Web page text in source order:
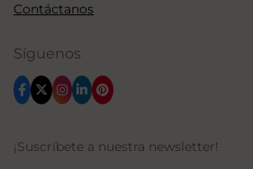
Contáctanos
Síguenos
¡Suscríbete a nuestra newsletter!